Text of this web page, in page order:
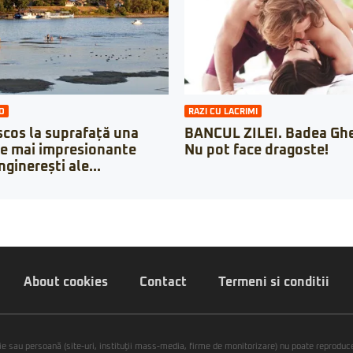
la suprafață una
mai impresionante
ale...
RAZI CU LACRIMI
BANCUL ZILEI. Badea
Nu pot face dragoste!
About cookies Contact Termeni si conditii
sau persoană (site-uri, instituţii mass-media, firme de monitorizare) nu poate